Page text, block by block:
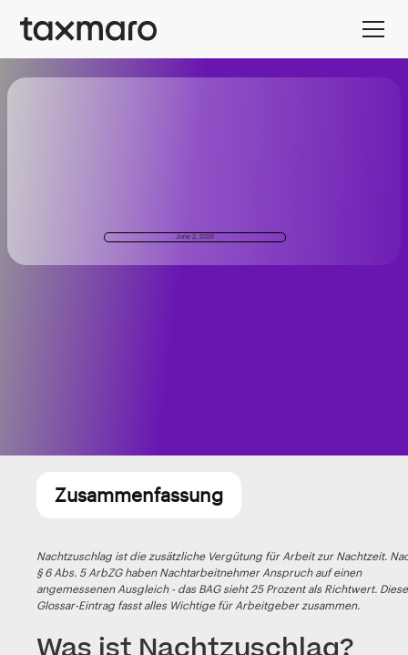
June 2, 2026
Zusammenfassung
Nachtzuschlag ist die zusätzliche Vergütung für Arbeit zur Nachtzeit.
§ 6 Abs. 5 ArbZG haben Nachtarbeitnehmer Anspruch auf einen
angemessenen Ausgleich - das BAG sieht 25 Prozent als Richtwert.
Glossar-Eintrag fasst alles Wichtige für Arbeitgeber zusammen.